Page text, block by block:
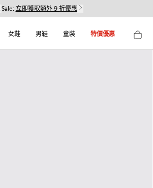
Sale: 立即獲取額外 9 折優惠
女鞋 男鞋 童裝 特價優惠